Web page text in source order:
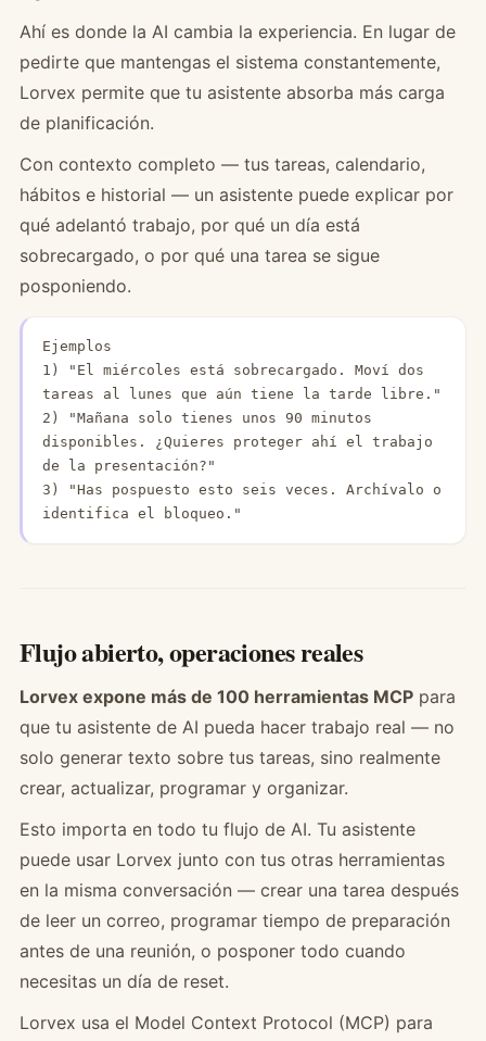
Ahí es donde la AI cambia la experiencia. En lugar de
pedirte que mantengas el sistema constantemente,
Lorvex permite que tu asistente absorba más carga
de planificación.
Con contexto completo — tus tareas, calendario,
hábitos e historial — un asistente puede explicar por
qué adelantó trabajo, por qué un día está
sobrecargado, o por qué una tarea se sigue
posponiendo.
Ejemplos
1) "El miércoles está sobrecargado. Moví dos
tareas al lunes que aún tiene la tarde libre."
2) "Mañana solo tienes unos 90 minutos
disponibles. ¿Quieres proteger ahí el trabajo
de la presentación?"
3) "Has pospuesto esto seis veces. Archívalo o
identifica el bloqueo."
Flujo abierto, operaciones reales
Lorvex expone más de 100 herramientas MCPpara
que tu asistente de AI pueda hacer trabajo real — no
solo generar texto sobre tus tareas, sino realmente
crear, actualizar, programar y organizar.
Esto importa en todo tu flujo de AI. Tu asistente
puede usar Lorvex junto con tus otras herramientas
en la misma conversación — crear una tarea después
de leer un correo, programar tiempo de preparación
antes de una reunión, o posponer todo cuando
necesitas un día de reset.
Lorvex usa el Model Context Protocol (MCP) para